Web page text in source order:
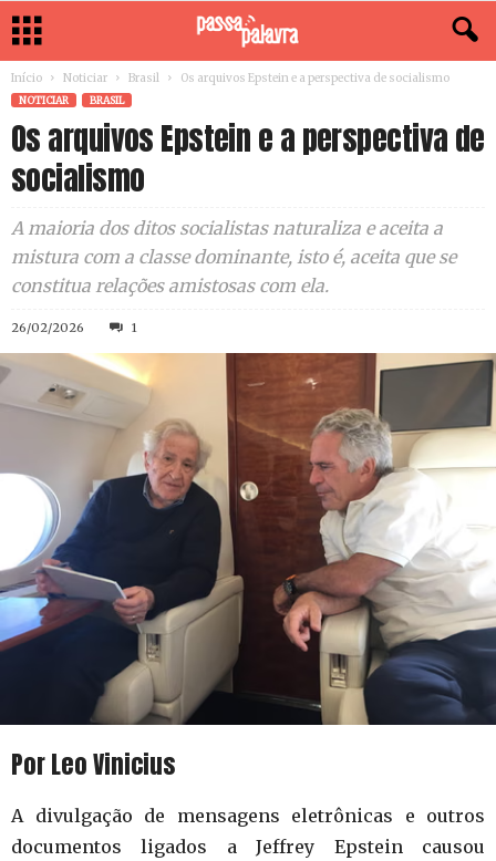
Início Noticiar Brasil Os arquivos Epstein e a perspectiva de socialismo
NOTICIAR BRASIL
Os arquivos Epstein e a perspectiva de
socialismo
A maioria dos ditos socialistas naturaliza e aceita a
mistura com a classe dominante, isto é, aceita que se
constitua relações amistosas com ela.
26/02/2026 1
Por Leo Vinicius
A divulgação de mensagens eletrônicas e outros
documentos ligados a Jeffrey Epstein causou